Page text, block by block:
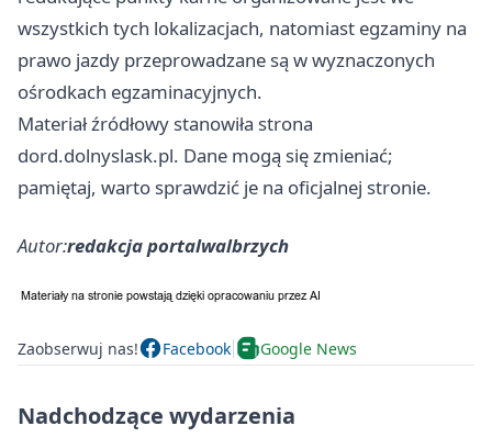
wszystkich tych lokalizacjach, natomiast egzaminy na
prawo jazdy przeprowadzane są w wyznaczonych
ośrodkach egzaminacyjnych.
Materiał źródłowy stanowiła strona
dord.dolnyslask.pl. Dane mogą się zmieniać;
pamiętaj, warto sprawdzić je na oficjalnej stronie.
Autor:redakcja portalwalbrzych
Zaobserwuj nas! Facebook Google News
Nadchodzące wydarzenia